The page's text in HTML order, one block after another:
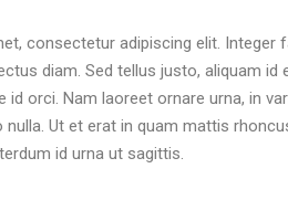
consectetur adipiscing elit. Integer
diam. Sed tellus justo, aliquam
id orci. Nam laoreet ornare urna, in
nulla. Ut et erat in quam mattis
id urna ut sagittis.